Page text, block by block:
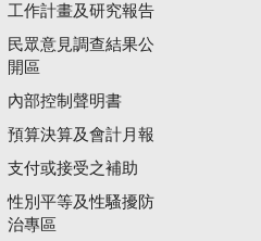
工作計畫及研究報告
民眾意見調查結果公
開區
內部控制聲明書
預算決算及會計月報
支付或接受之補助
性別平等及性騷擾防
治專區